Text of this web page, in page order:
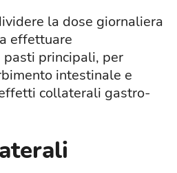
la dose giornaliera
effettuare
principali, per
intestinale e
collaterali gastro-